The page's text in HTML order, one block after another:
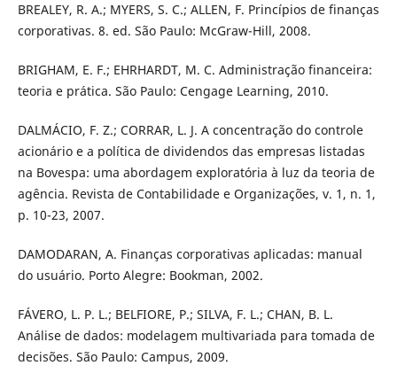
BREALEY, R. A.; MYERS, S. C.; ALLEN, F. Princípios de finanças
corporativas. 8. ed. São Paulo: McGraw-Hill, 2008.
BRIGHAM, E. F.; EHRHARDT, M. C. Administração financeira:
teoria e prática. São Paulo: Cengage Learning, 2010.
DALMÁCIO, F. Z.; CORRAR, L. J. A concentração do controle
acionário e a política de dividendos das empresas listadas
na Bovespa: uma abordagem exploratória à luz da teoria de
agência. Revista de Contabilidade e Organizações, v. 1, n. 1,
p. 10-23, 2007.
DAMODARAN, A. Finanças corporativas aplicadas: manual
do usuário. Porto Alegre: Bookman, 2002.
FÁVERO, L. P. L.; BELFIORE, P.; SILVA, F. L.; CHAN, B. L.
Análise de dados: modelagem multivariada para tomada de
decisões. São Paulo: Campus, 2009.